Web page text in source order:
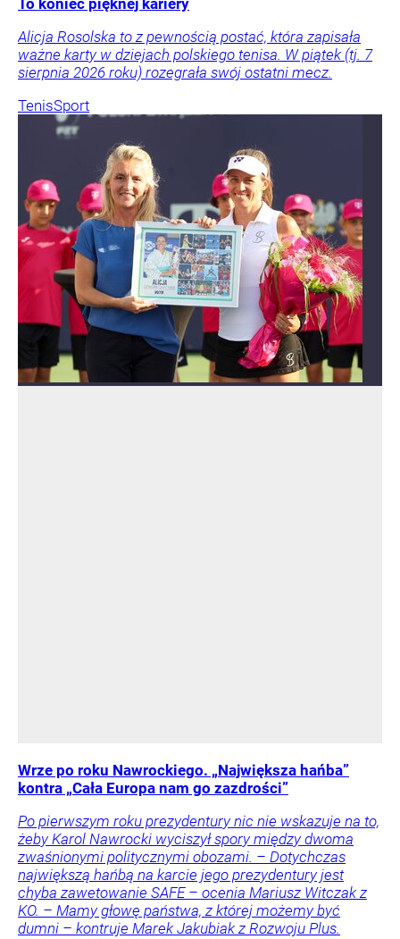
To koniec pięknej kariery
Alicja Rosolska to z pewnością postać, która zapisała
ważne karty w dziejach polskiego tenisa. W piątek (tj. 7
sierpnia 2026 roku) rozegrała swój ostatni mecz.
TenisSport
Wrze po roku Nawrockiego. „Największa hańba”
kontra „Cała Europa nam go zazdrości”
Po pierwszym roku prezydentury nic nie wskazuje na to,
żeby Karol Nawrocki wyciszył spory między dwoma
zwaśnionymi politycznymi obozami. – Dotychczas
największą hańbą na karcie jego prezydentury jest
chyba zawetowanie SAFE – ocenia Mariusz Witczak z
KO. – Mamy głowę państwa, z której możemy być
dumni – kontruje Marek Jakubiak z Rozwoju Plus.